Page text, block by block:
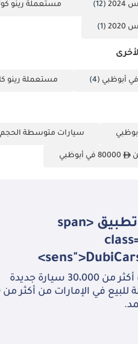
(12) مستعملة رينو
(1)
في أبوظبي (4) مستعملة رينو
سيارات متوسطة الحجم
80000 في أبوظبي
تحميل تطبيق <span
استكشف أكثر من 30،000 سيارة جديدة